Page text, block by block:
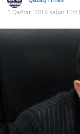
1 Qañtar, 2019 sağat 10:51